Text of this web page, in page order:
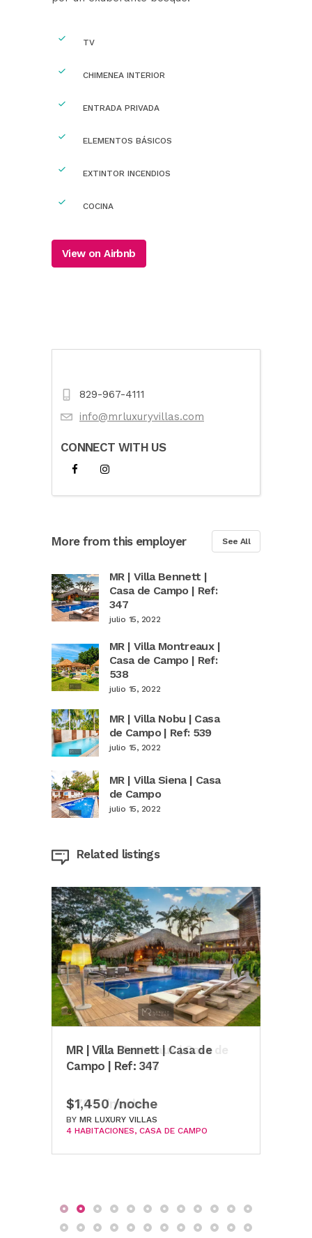
TV
CHIMENEA INTERIOR
ENTRADA PRIVADA
ELEMENTOS BÁSICOS
EXTINTOR INCENDIOS
COCINA
View on Airbnb
829-967-4111
info@mrluxuryvillas.com
CONNECT WITH US
More from this employer See All
MR | Villa Bennett |
Casa de Campo | Ref:
347
julio 15, 2022
MR | Villa Montreaux |
Casa de Campo | Ref:
538
julio 15, 2022
MR | Villa Nobu | Casa
de Campo | Ref: 539
julio 15, 2022
MR | Villa Siena | Casa
de Campo
julio 15, 2022
Related listings
MR | Villa Bennett | Casa de
Campo | Ref: 347
$1,450 /noche
BY MR LUXURY VILLAS
4 HABITACIONES CASA DE CAMPO
MR | Villa Montreaux | Casa de
Campo | Ref: 538
$795 /noche
BY MR LUXURY VILLAS
4 HABITACIONES CASA DE CAMPO